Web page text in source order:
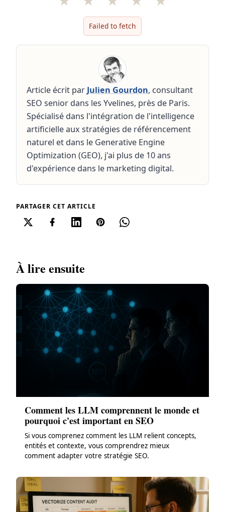
Failed to fetch
Article écrit par Julien Gourdon, consultant
SEO senior dans les Yvelines, près de Paris.
Spécialisé dans l'intégration de l'intelligence
artificielle aux stratégies de référencement
naturel et dans le Generative Engine
Optimization (GEO), j'ai plus de 10 ans
d'expérience dans le marketing digital.
PARTAGER CET ARTICLE
À lire ensuite
Comment les LLM comprennent le monde et
pourquoi c'est important en SEO
Si vous comprenez comment les LLM relient concepts,
entités et contexte, vous comprendrez mieux
comment adapter votre stratégie SEO.